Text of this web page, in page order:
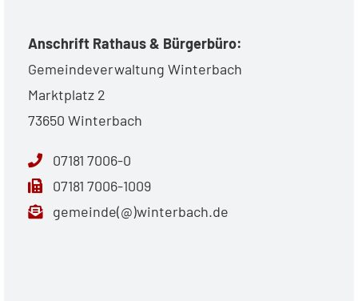
Anschrift Rathaus & Bürgerbüro:
Gemeindeverwaltung Winterbach
Marktplatz 2
73650 Winterbach
07181 7006-0
07181 7006-1009
gemeinde(@)winterbach.de